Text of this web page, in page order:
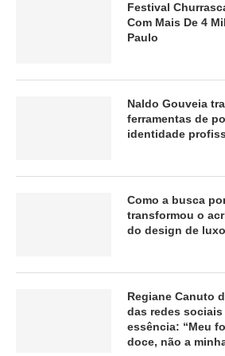
Festival
Com Mais De 4
Paulo
Naldo Gouveia
ferramentas de
identidade
Como a busca
transformou o
do design de luxo
Regiane Canuto
das redes
essência: “Meu
doce, não a